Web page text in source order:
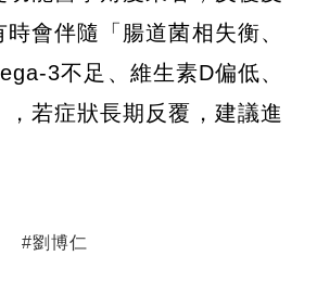
會伴隨「腸道菌相失衡、
3不足、維生素D偏低、
若症狀長期反覆，建議進
#劉博仁